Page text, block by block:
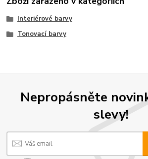
Interiérové barvy
Tonovací barvy
Nepropásněte
slevy!